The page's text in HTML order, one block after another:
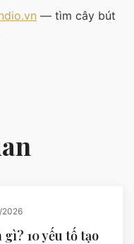
— tìm cây bút
10 yếu tố tạo